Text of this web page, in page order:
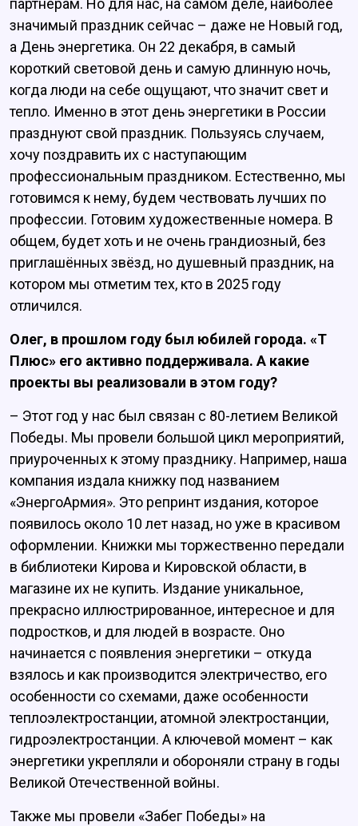
партнёрам. Но для нас, на самом деле, наиболее
значимый праздник сейчас – даже не Новый год,
а День энергетика. Он 22 декабря, в самый
короткий световой день и самую длинную ночь,
когда люди на себе ощущают, что значит свет и
тепло. Именно в этот день энергетики в России
празднуют свой праздник. Пользуясь случаем,
хочу поздравить их с наступающим
профессиональным праздником. Естественно, мы
готовимся к нему, будем чествовать лучших по
профессии. Готовим художественные номера. В
общем, будет хоть и не очень грандиозный, без
приглашённых звёзд, но душевный праздник, на
котором мы отметим тех, кто в 2025 году
отличился.
Олег, в прошлом году был юбилей города. «Т
Плюс» его активно поддерживала. А какие
проекты вы реализовали в этом году?
– Этот год у нас был связан с 80-летием Великой
Победы. Мы провели большой цикл мероприятий,
приуроченных к этому празднику. Например, наша
компания издала книжку под названием
«ЭнергоАрмия». Это репринт издания, которое
появилось около 10 лет назад, но уже в красивом
оформлении. Книжки мы торжественно передали
в библиотеки Кирова и Кировской области, в
магазине их не купить. Издание уникальное,
прекрасно иллюстрированное, интересное и для
подростков, и для людей в возрасте. Оно
начинается с появления энергетики – откуда
взялось и как производится электричество, его
особенности со схемами, даже особенности
теплоэлектростанции, атомной электростанции,
гидроэлектростанции. А ключевой момент – как
энергетики укрепляли и обороняли страну в годы
Великой Отечественной войны.
Также мы провели «Забег Победы» на